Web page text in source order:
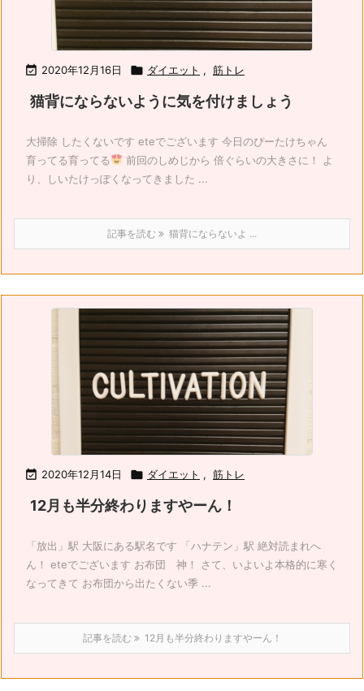
 2020年12月16日  ダイエット , 筋トレ
猫背にならないように気を付けましょう
大掃除 したくないです eteでございます 今日のぴーたけちゃん
育ってる育ってる
前回のしめじから 倍ぐらいの大きさに！ よ
り、しいたけっぽくなってきました ...
記事を読む 猫背にならないよ ...
 2020年12月14日  ダイエット , 筋トレ
12月も半分終わりますやーん！
「放出」駅 大阪にある駅名です 「ハナテン」駅 絶対読まれへ
ん！ eteでございます お布団 神！ さて、いよいよ本格的に寒く
なってきて お布団から出たくない季 ...
記事を読む 12月も半分終わりますやーん！